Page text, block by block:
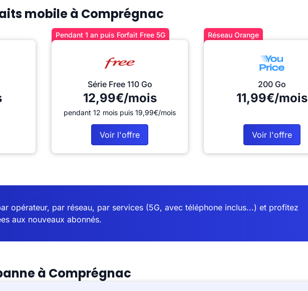
mobile à Comprégnac
Pendant 1 an puis Forfait Free 5G
Série Free 110 Go
12,99€/mois
pendant 12 mois puis 19,99€/mois
Voir l'offre
Réseau Orange
200 Go
11,99€/mois
Voir l'offre
opérateur, par réseau, par services (5G, avec téléphone inclus...) et profitez
aux nouveaux abonnés.
à Comprégnac